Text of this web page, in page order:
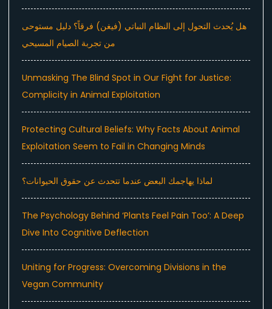
هل يُحدث التحول إلى النظام النباتي (فيغن) فرقاً؟ دليل مستوحى
من تجربة الصيام المسيحي
Unmasking The Blind Spot in Our Fight for Justice:
Complicity in Animal Exploitation
Protecting Cultural Beliefs: Why Facts About Animal
Exploitation Seem to Fail in Changing Minds
لماذا يهاجمك البعض عندما تتحدث عن حقوق الحيوانات؟
The Psychology Behind ‘Plants Feel Pain Too’: A Deep
Dive Into Cognitive Deflection
Uniting for Progress: Overcoming Divisions in the
Vegan Community